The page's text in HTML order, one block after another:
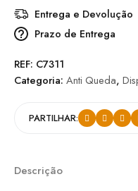
Entrega e Devolução
Prazo de Entrega
REF: C7311
Categoria: Anti Queda,
PARTILHAR:
Descrição